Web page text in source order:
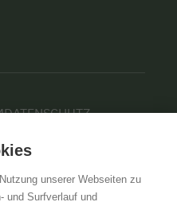
DATENSCHUTZ
unserer Webseiten zu
und Surfverlauf und